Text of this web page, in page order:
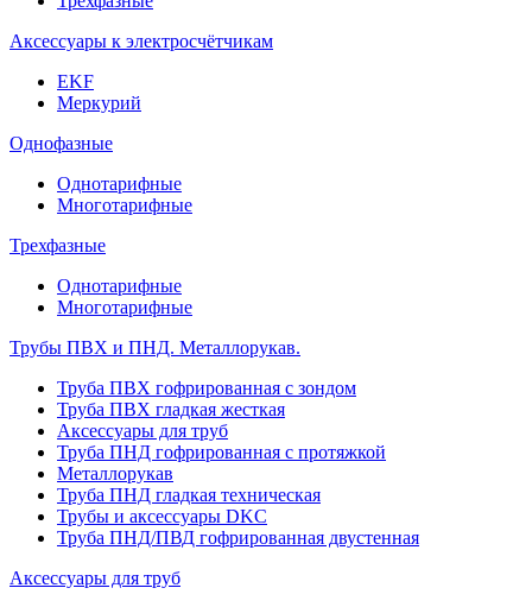
Аксессуары к электросчётчикам
EKF
Меркурий
Однофазные
Однотарифные
Многотарифные
Трехфазные
Однотарифные
Многотарифные
Трубы ПВХ и ПНД. Металлорукав.
Труба ПВХ гофрированная с зондом
Труба ПВХ гладкая жесткая
Аксессуары для труб
Труба ПНД гофрированная с протяжкой
Металлорукав
Труба ПНД гладкая техническая
Трубы и аксессуары DKC
Труба ПНД/ПВД гофрированная двустенная
Аксессуары для труб